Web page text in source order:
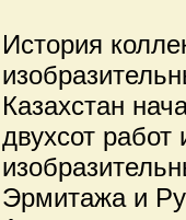
История
Казахстан
двухсот работ
Эрмитажа и